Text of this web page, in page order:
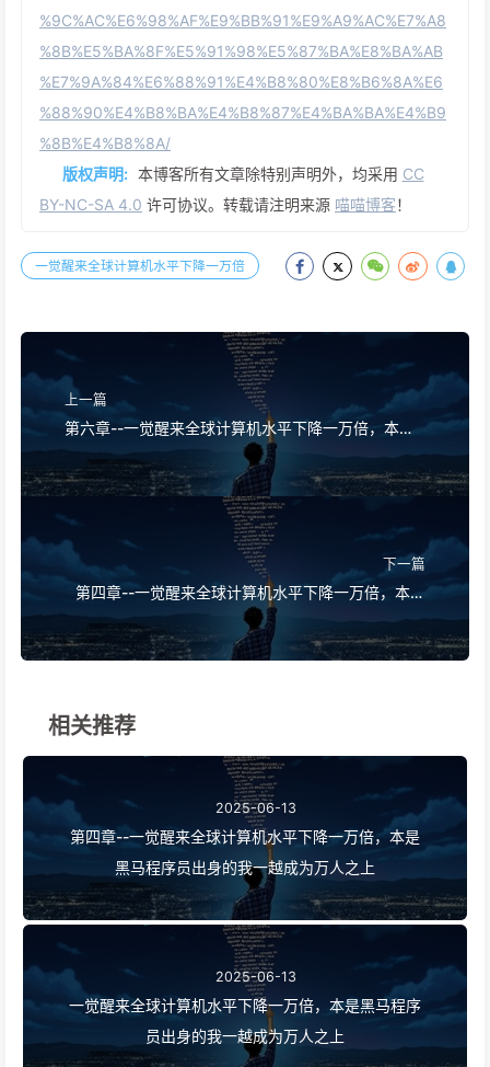
%9C%AC%E6%98%AF%E9%BB%91%E9%A9%AC%E7%A8
%8B%E5%BA%8F%E5%91%98%E5%87%BA%E8%BA%AB
%E7%9A%84%E6%88%91%E4%B8%80%E8%B6%8A%E6
%88%90%E4%B8%BA%E4%B8%87%E4%BA%BA%E4%B9
%8B%E4%B8%8A/
版权声明: 本博客所有文章除特别声明外，均采用 CC
BY-NC-SA 4.0 许可协议。转载请注明来源 喵喵博客！
一觉醒来全球计算机水平下降一万倍
上一篇
第六章--一觉醒来全球计算机水平下降一万倍，本是
黑马程序员出身的我一越成为万人之上
下一篇
第四章--一觉醒来全球计算机水平下降一万倍，本是
黑马程序员出身的我一越成为万人之上
相关推荐
2025-06-13
第四章--一觉醒来全球计算机水平下降一万倍，本是
黑马程序员出身的我一越成为万人之上
2025-06-13
一觉醒来全球计算机水平下降一万倍，本是黑马程序
员出身的我一越成为万人之上